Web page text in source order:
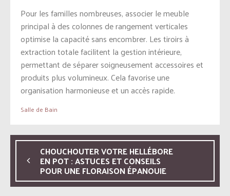
Pour les familles nombreuses, associer le meuble
principal à des colonnes de rangement verticales
optimise la capacité sans encombrer. Les tiroirs à
extraction totale facilitent la gestion intérieure,
permettant de séparer soigneusement accessoires et
produits plus volumineux. Cela favorise une
organisation harmonieuse et un accès rapide.
Salle de Bain
CHOUCHOUTER VOTRE HELLÉBORE
EN POT : ASTUCES ET CONSEILS
POUR UNE FLORAISON ÉPANOUIE